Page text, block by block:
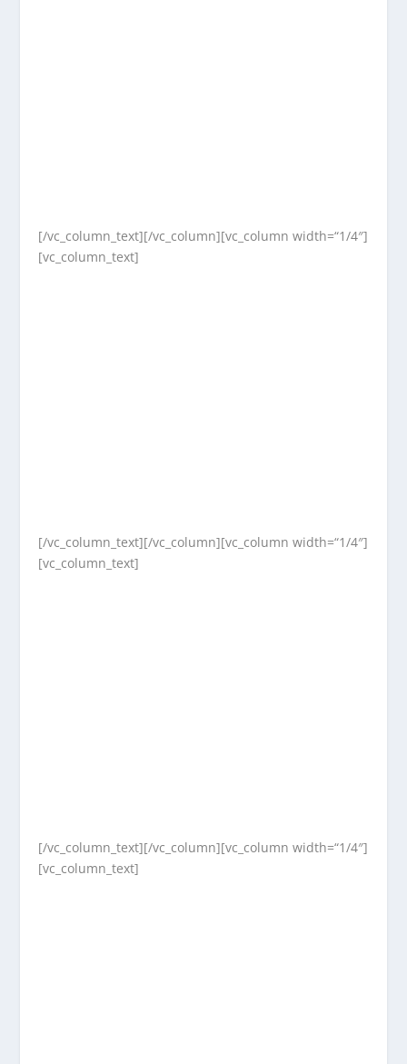
[/vc_column_text][/vc_column][vc_column width=“1/4″]
[vc_column_text]
[/vc_column_text][/vc_column][vc_column width=“1/4″]
[vc_column_text]
[/vc_column_text][/vc_column][vc_column width=“1/4″]
[vc_column_text]